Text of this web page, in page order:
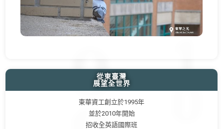
從東臺灣
展望全世界
東華資工創立於1995年
並於2010年開始
招收全英語國際班